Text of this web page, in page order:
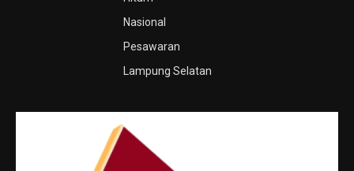
Nasional
Pesawaran
Lampung Selatan